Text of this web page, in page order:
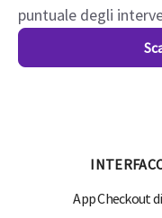
puntuale degli
App Checkout